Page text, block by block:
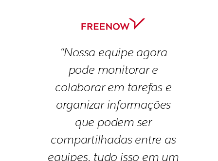
“Nossa equipe agora
pode monitorar e
colaborar em tarefas e
organizar informações
que podem ser
compartilhadas entre as
equipes, tudo isso em um